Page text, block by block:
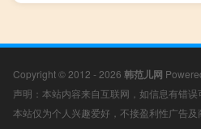
Copyright © 2012 - 2026 韩范儿网
声明：本站内容来自互联网，如信息有错
本站仅为个人兴趣爱好，不接盈利性广告及